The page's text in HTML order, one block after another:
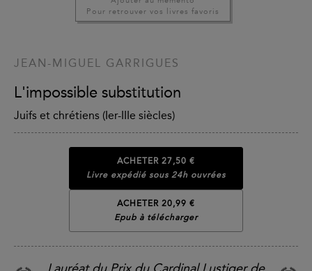
Pour retrouver vos livres favoris
JEAN-MIGUEL GARRIGUES
L'impossible substitution
Juifs et chrétiens (Ier-IIIe siècles)
ACHETER 27,50 €
Livre expédié sous 24h ouvrées
ACHETER 20,99 €
Epub à télécharger